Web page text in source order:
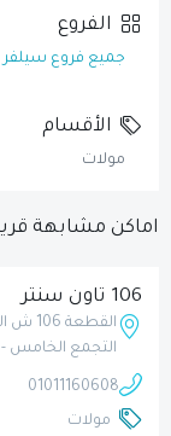
الفروع
جميع فروع سيلفر
الأقسام
مولات
اماكن مشابهة
106 تاون سنتر
التجمع الخامس
01011160608
مولات